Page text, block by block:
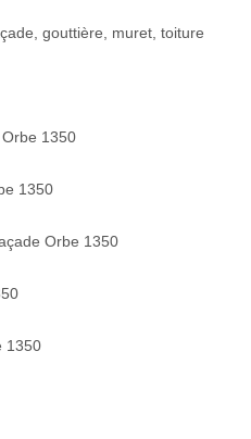
gouttière, muret, toiture
1350
1350
Orbe 1350
1350